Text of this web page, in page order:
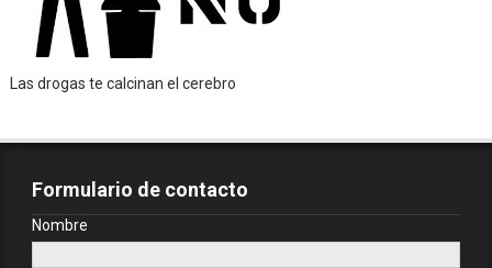
Las drogas te calcinan el cerebro
Formulario de contacto
Nombre